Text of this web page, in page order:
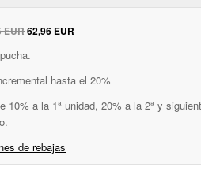
EUR62,96 EUR
hasta el 20%
10% a la 1ª unidad, 20% a la 2ª y
de rebajas